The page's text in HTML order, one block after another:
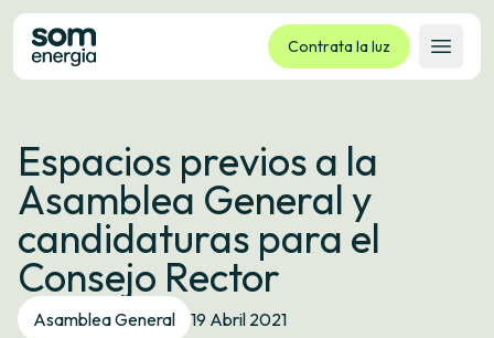
Contrata la luz
Abrir
Tarifas
Servicios
Empresas
La cooperativa
Contacto
Trámites
Espacios previos a la
Asamblea General y
candidaturas para el
Consejo Rector
Asamblea General 19 Abril 2021